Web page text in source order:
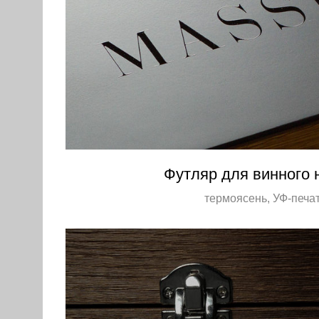
Футляр для винного
термоясень, УФ-